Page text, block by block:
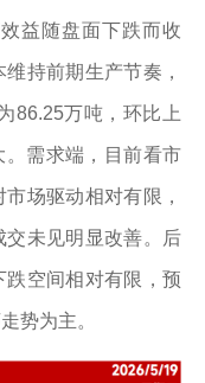
益随盘面下跌而收
持前期生产节奏，
86.25万吨，环比上
。需求端，目前看市
场驱动相对有限，
交未见明显改善。后
空间相对有限，预
势为主。